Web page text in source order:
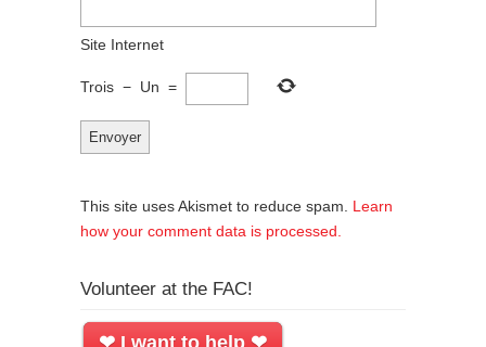
Site Internet
Trois − Un =
This site uses Akismet to reduce spam. Learn
how your comment data is processed.
Volunteer at the FAC!
❤ I want to help ❤